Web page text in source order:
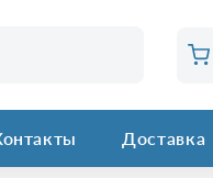
Доставка